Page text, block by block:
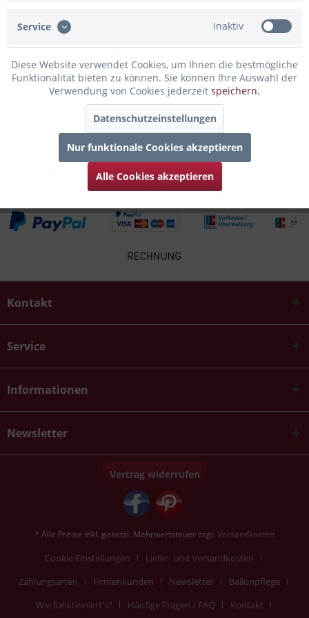
Infos zum Hersteller
Folgende Infos zum Hersteller sind verfübar......mehr
Zubehör 8
Kunden kauften auch
Kunden haben sich ebenfalls angesehen
Kontakt
Service
Informationen
Newsletter
Vertrag widerrufen
* Alle Preise inkl. gesetzl. Mehrwertsteuer zzgl. Versandkosten
Cookie Einstellungen
Liefer- und Versandkosten
Zahlungsarten
Firmenkunden Newsletter
Ballonpflege
Wie funktioniert's?
Häufige Fragen / FAQ Kontakt
Service Inaktiv
Diese Website verwendet Cookies, um Ihnen die bestmögliche
Funktionalität bieten zu können. Sie können Ihre Auswahl der
Verwendung von Cookies jederzeit speichern.
Datenschutzeinstellungen
Nur funktionale Cookies akzeptieren
Alle Cookies akzeptieren